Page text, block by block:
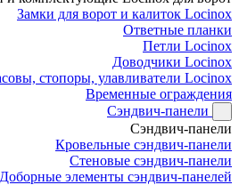
Замки для ворот и калиток Locinox
Ответные планки
Петли Locinox
Доводчики Locinox
стопоры, улавливатели Locinox
Временные ограждения
Сэндвич-панели
Сэндвич-панели
Кровельные сэндвич-панели
Стеновые сэндвич-панели
Доборные элементы сэндвич-панелей